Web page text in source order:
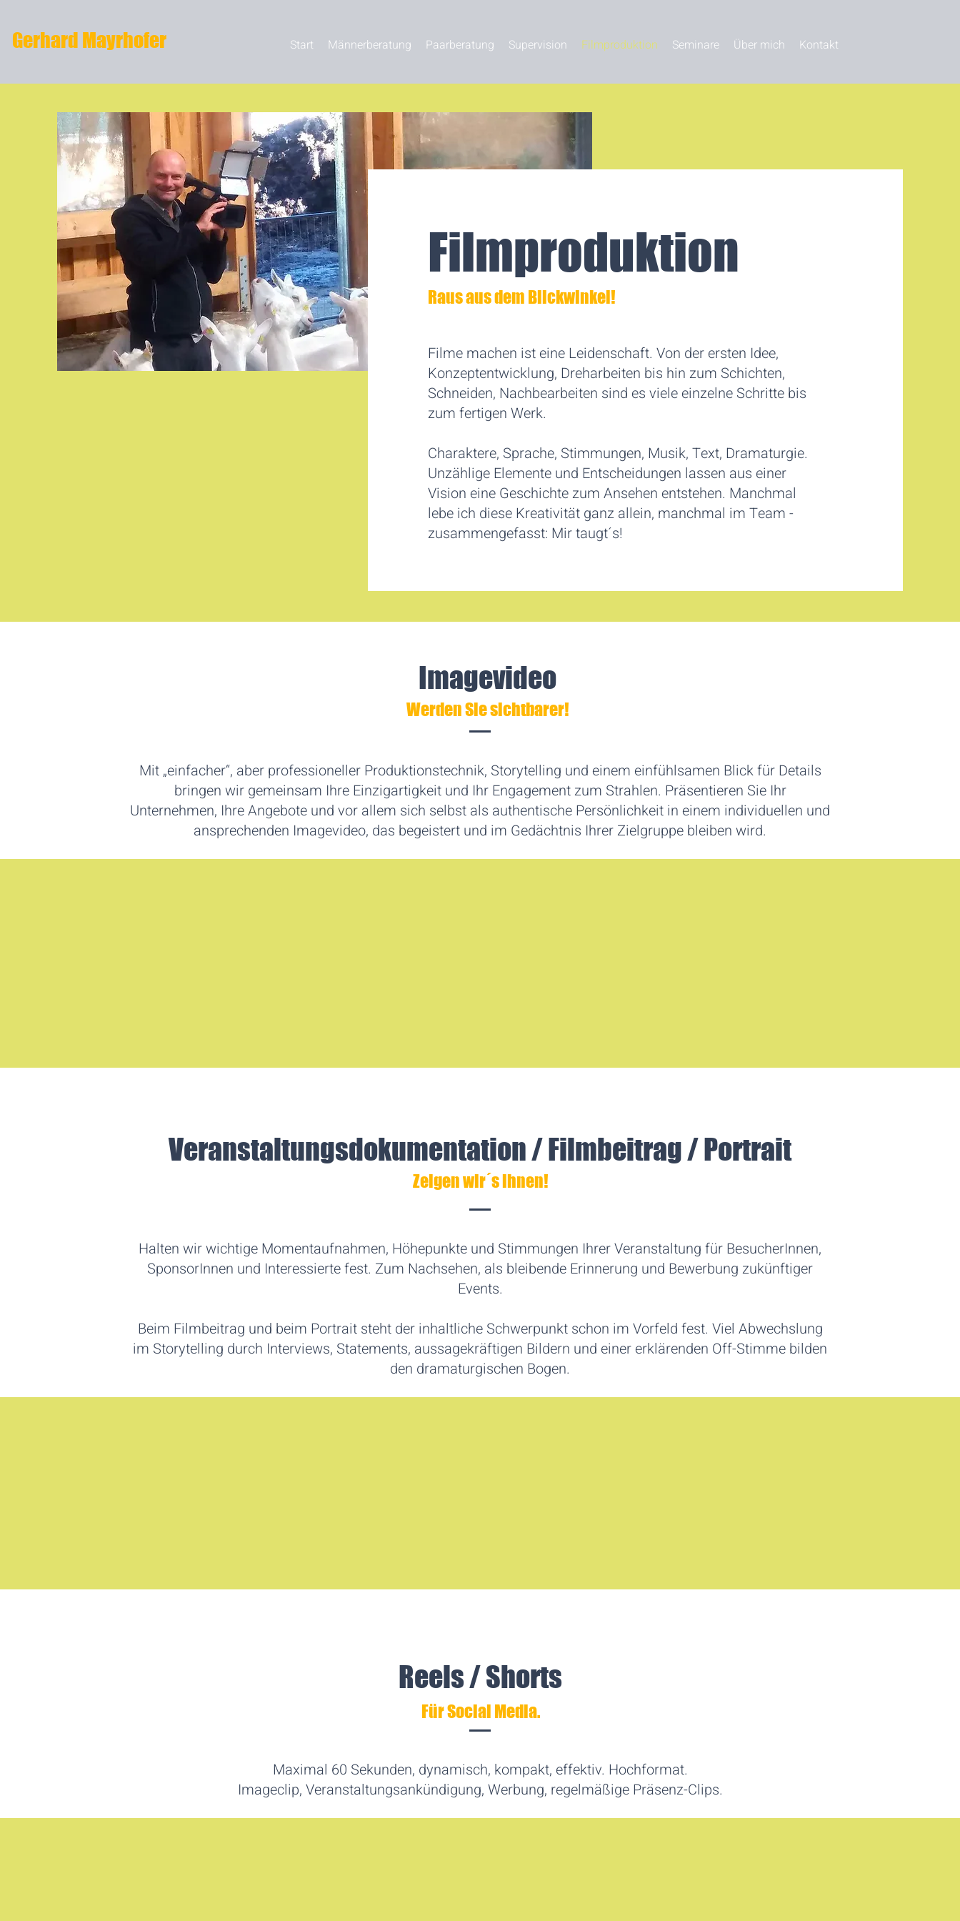
Gerhard Mayrhofer Start Männerberatung Paarberatung Supervision Filmproduktion Seminare Über mich Kontakt
Filmproduktion
Raus aus dem Blickwinkel!
Filme machen ist eine Leidenschaft. Von der ersten Idee,
Konzeptentwicklung, Dreharbeiten bis hin zum Schichten,
Schneiden, Nachbearbeiten sind es viele einzelne Schritte bis
zum fertigen Werk.
Charaktere, Sprache, Stimmungen, Musik, Text, Dramaturgie.
Unzählige Elemente und Entscheidungen lassen aus einer
Vision eine Geschichte zum Ansehen entstehen. Manchmal
lebe ich diese Kreativität ganz allein, manchmal im Team -
zusammengefasst: Mir taugt´s!
Imagevideo
Werden Sie sichtbarer!
Mit „einfacher“, aber professioneller Produktionstechnik, Storytelling und einem einfühlsamen Blick für Details
bringen wir gemeinsam Ihre Einzigartigkeit und Ihr Engagement zum Strahlen. Präsentieren Sie Ihr
Unternehmen, Ihre Angebote und vor allem sich selbst als authentische Persönlichkeit in einem individuellen und
ansprechenden Imagevideo, das begeistert und im Gedächtnis Ihrer Zielgruppe bleiben wird.
Veranstaltungsdokumentation / Filmbeitrag / Portrait
Zeigen wir´s ihnen!
Halten wir wichtige Momentaufnahmen, Höhepunkte und Stimmungen Ihrer Veranstaltung für BesucherInnen,
SponsorInnen und Interessierte fest. Zum Nachsehen, als bleibende Erinnerung und Bewerbung zukünftiger
Events.
Beim Filmbeitrag und beim Portrait steht der inhaltliche Schwerpunkt schon im Vorfeld fest. Viel Abwechslung
im Storytelling durch Interviews, Statements, aussagekräftigen Bildern und einer erklärenden Off-Stimme bilden
den dramaturgischen Bogen.
Reels / Shorts
Für Social Media.
Maximal 60 Sekunden, dynamisch, kompakt, effektiv. Hochformat.
Imageclip, Veranstaltungsankündigung, Werbung, regelmäßige Präsenz-Clips.